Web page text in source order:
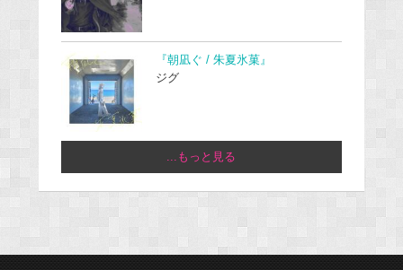
『朝凪ぐ / 朱夏氷菓』
ジグ
...もっと見る